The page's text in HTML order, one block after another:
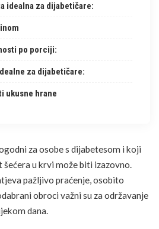
idealna za dijabetičare:
po porciji:
za dijabetičare:
ukusne hrane
za osobe s dijabetesom i koji
u krvi može biti izazovno.
pažljivo praćenje, osobito
obroci važni su za održavanje
dana.